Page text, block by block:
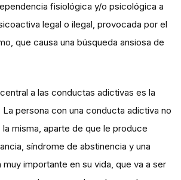
fisiológica y/o psicológica a
legal o ilegal, provocada por el
que causa una búsqueda ansiosa de
a las conductas adictivas es la
persona con una conducta adictiva no
misma, aparte de que le produce
síndrome de abstinencia y una
importante en su vida, que va a ser